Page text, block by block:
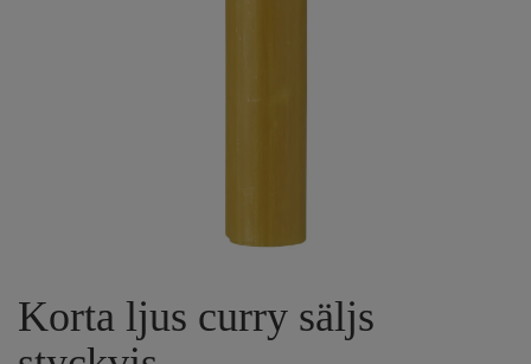
Korta ljus curry säljs